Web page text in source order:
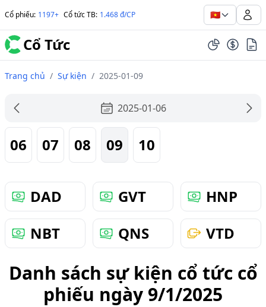
Cổ phiếu: 1197+ Cổ tức TB: 1.468 đ/CP 🇻🇳
Cổ Tức
Trang chủ / Sự kiện / 2025-01-09
2025-01-06
06 07 08 09 10
DAD GVT
HNP
NBT
QNS VTD
Danh sách sự kiện cổ tức cổ
phiếu ngày 9/1/2025